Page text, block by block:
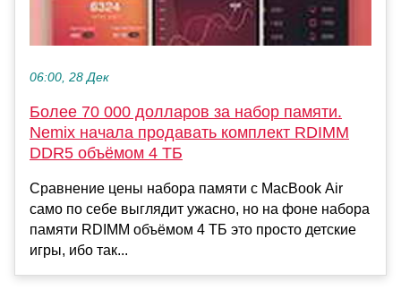
06:00, 28 Дек
Более 70 000 долларов за набор памяти.
Nemix начала продавать комплект RDIMM
DDR5 объёмом 4 ТБ
Сравнение цены набора памяти с MacBook Air
само по себе выглядит ужасно, но на фоне набора
памяти RDIMM объёмом 4 ТБ это просто детские
игры, ибо так...